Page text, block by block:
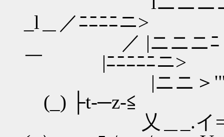
_l＿／ﾆﾆﾆﾆニ>
／ |ニニニﾆ＞'"
￣ |ﾆﾆﾆﾆﾆニ>
|ニニ＞'"_.
(_) ├t‐─z‐≦
乂＿_.